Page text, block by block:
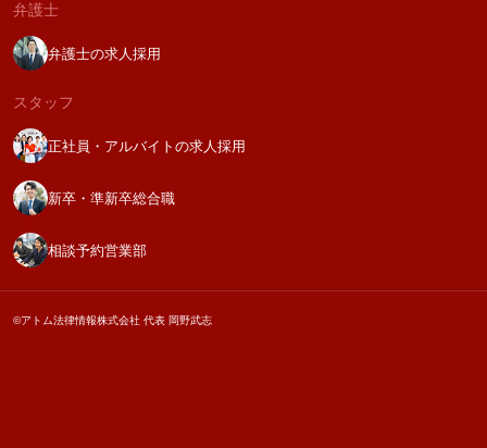
弁護士
弁護士の求人採用
スタッフ
正社員・アルバイトの求人採用
新卒・準新卒総合職
相談予約営業部
©アトム法律情報株式会社 代表 岡野武志